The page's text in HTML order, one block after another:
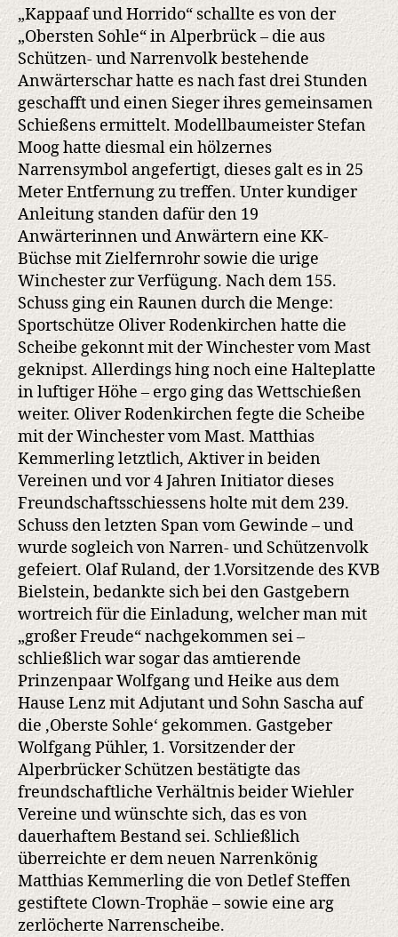
den
Bielsteiner
Jecken
um
die
Wette
„Kappaaf und Horrido“ schallte es von der
„Obersten Sohle“ in Alperbrück – die aus
Schützen- und Narrenvolk bestehende
Anwärterschar hatte es nach fast drei Stunden
geschafft und einen Sieger ihres gemeinsamen
Schießens ermittelt. Modellbaumeister Stefan
Moog hatte diesmal ein hölzernes
Narrensymbol angefertigt, dieses galt es in 25
Meter Entfernung zu treffen. Unter kundiger
Anleitung standen dafür den 19
Anwärterinnen und Anwärtern eine KK-
Büchse mit Zielfernrohr sowie die urige
Winchester zur Verfügung. Nach dem 155.
Schuss ging ein Raunen durch die Menge:
Sportschütze Oliver Rodenkirchen hatte die
Scheibe gekonnt mit der Winchester vom Mast
geknipst. Allerdings hing noch eine Halteplatte
in luftiger Höhe – ergo ging das Wettschießen
weiter. Oliver Rodenkirchen fegte die Scheibe
mit der Winchester vom Mast. Matthias
Kemmerling letztlich, Aktiver in beiden
Vereinen und vor 4 Jahren Initiator dieses
Freundschaftsschiessens holte mit dem 239.
Schuss den letzten Span vom Gewinde – und
wurde sogleich von Narren- und Schützenvolk
gefeiert. Olaf Ruland, der 1.Vorsitzende des KVB
Bielstein, bedankte sich bei den Gastgebern
wortreich für die Einladung, welcher man mit
„großer Freude“ nachgekommen sei –
schließlich war sogar das amtierende
Prinzenpaar Wolfgang und Heike aus dem
Hause Lenz mit Adjutant und Sohn Sascha auf
die ‚Oberste Sohle‘ gekommen. Gastgeber
Wolfgang Pühler, 1. Vorsitzender der
Alperbrücker Schützen bestätigte das
freundschaftliche Verhältnis beider Wiehler
Vereine und wünschte sich, das es von
dauerhaftem Bestand sei. Schließlich
überreichte er dem neuen Narrenkönig
Matthias Kemmerling die von Detlef Steffen
gestiftete Clown-Trophäe – sowie eine arg
zerlöcherte Narrenscheibe.